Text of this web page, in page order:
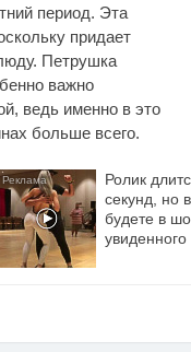
период. Эта
придает
Петрушка
важно
ведь именно в это
больше всего.
Ролик
секунд, но
будете в
увиденного